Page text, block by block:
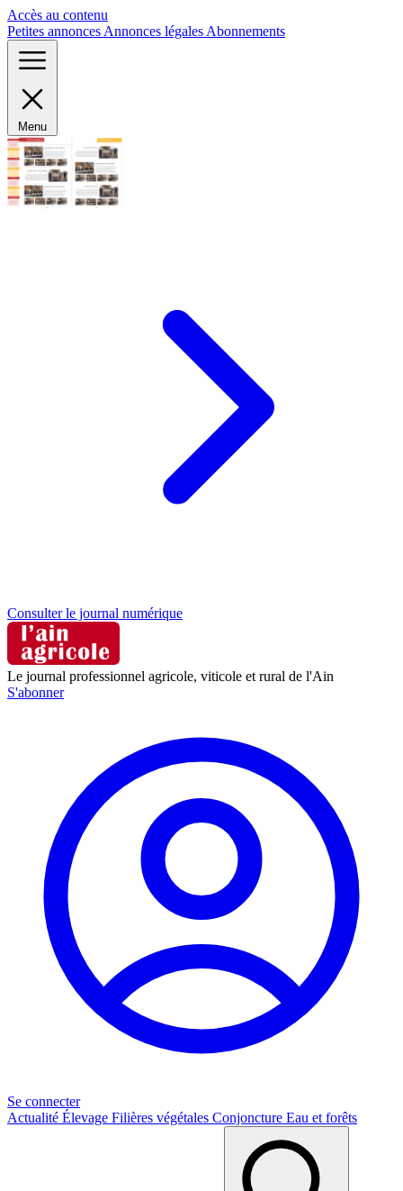
Accès au contenu
Petites annonces Annonces légales Abonnements
Menu
Consulter le journal numérique
Le journal professionnel agricole, viticole et rural de l'Ain
S'abonner
Se connecter
Actualité Élevage Filières végétales Conjoncture Eau et forêts
Panneau de gestion des cookies